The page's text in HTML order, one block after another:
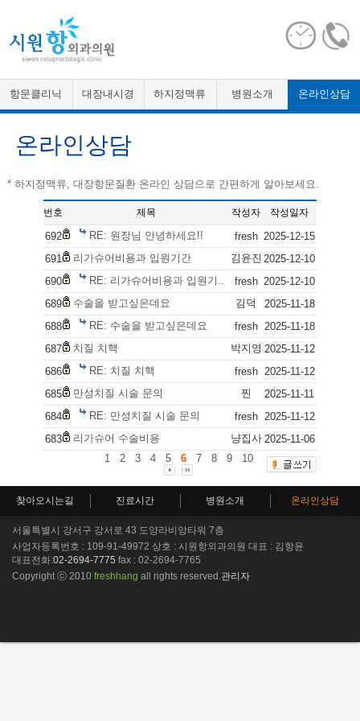
항문클리닉 대장내시경 하지정맥류 병원소개 온라인상담
온라인상담
* 하지정맥류, 대장항문질환 온라인 상담으로 간편하게 알아보세요.
번호 제목 작성자 작성일자
692 RE: 원장님 안녕하세요!! fresh 2025-12-15
691
리가슈어비용과 입원기간 김윤진 2025-12-10
690
RE: 리가슈어비용과 입원기.. fresh 2025-12-10
689
수술을 받고싶은데요 김덕
2025-11-18
688
RE: 수술을 받고싶은데요 fresh
2025-11-18
687
치질 치핵 박지영 2025-11-12
686
RE: 치질 치핵 fresh
2025-11-12
685
만성치질 시술 문의 찐
2025-11-11
684
RE: 만성치질 시술 문의 fresh
2025-11-12
683
리가슈어 수술비용 냥집사 2025-11-06
1
2 3 4 5 6 7 8 9 10
찾아오시는길 진료시간 병원소개 온라인상담
서울특별시 강서구 강서로 43 도양라비앙타워 7층
사업자등록번호 : 109-91-49972 상호 : 시원항외과의원 대표 : 김항윤
대표전화:02-2694-7775 fax : 02-2694-7765
Copyright ⓒ 2010 freshhang all rights reserved. 관리자